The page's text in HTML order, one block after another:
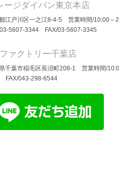
ージダイバン東京本店
江戸川区一之江8-4-5 営業時間/10:00～
5607-3344 FAX/03-5607-3345
ァクトリー千葉店
千葉市稲毛区長沼町208-1 営業時間/
FAX/043-298-6544